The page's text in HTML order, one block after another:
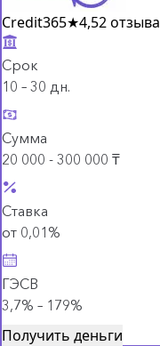
Credit365★4,52 отзыва
Срок
10 – 30 дн.
Сумма
20 000 - 300 000 ₸
Ставка
от 0,01%
ГЭСВ
3,7% – 179%
Получить деньги